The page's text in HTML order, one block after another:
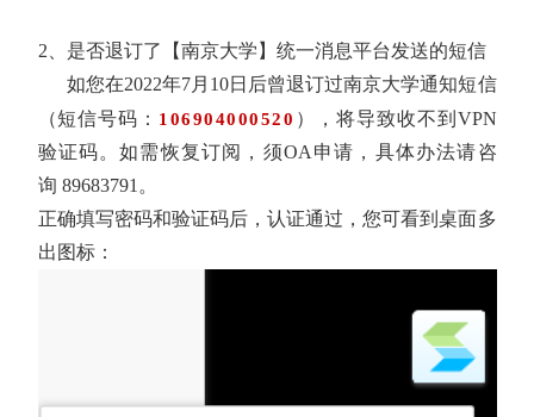
2、是否退订了【南京大学】统一消息平台发送的短信
如您在2022年7月 10日后曾退订过南京大学通知短信
（短信号码 ： 106904000520 ），将导致收不到 VPN
验证码。如需恢复订阅，须OA 申请，具体办法请咨
询 89683791 。
正确填写密码和验证码后，认证通过，您可看到桌面多
出图标：